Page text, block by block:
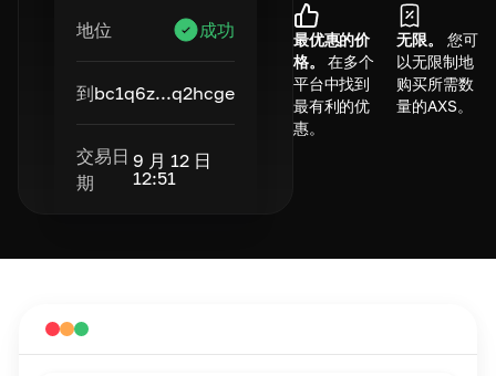
地位 成功
到bc1q6z...q2hcge
交易日
期
9 月 12 日
12:51
最优惠的价
格。
在多个
平台中找到
最有利的优
惠。
无限。
您可
以无限制地
购买所需数
量的AXS。